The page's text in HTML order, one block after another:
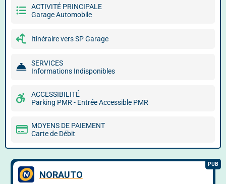
ACTIVITÉ PRINCIPALE
Garage Automobile
Itinéraire vers SP Garage
SERVICES
Informations Indisponibles
ACCESSIBILITÉ
Parking PMR - Entrée Accessible PMR
MOYENS DE PAIEMENT
Carte de Débit